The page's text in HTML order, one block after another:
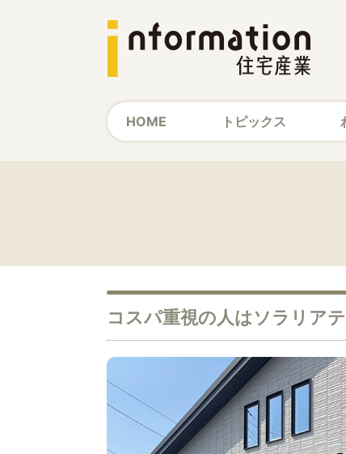
HOME トピックス
コスパ重視の人はソラリア